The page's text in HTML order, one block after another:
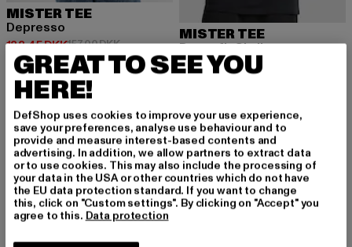
MISTER TEE
Depresso
133,45 DKK
Nuværende pris: 133,45 DKK
157,00 DKKKampagnepris: 157,00 DKK
MISTER TEE
Butterfly Skull
fra 141,84 DKK
Nuværende pris: Fra 141,84 DKK
197,00 DKK
-40%
GREAT TO SEE YOU
HERE!
DefShop uses cookies to improve your use experience,
save your preferences, analyse use behaviour and to
provide and measure interest-based contents and
advertising. In addition, we allow partners to extract data
or to use cookies. This may also include the processing of
your data in the USA or other countries which do not have
the EU data protection standard. If you want to change
this, click on "Custom settings". By clicking on "Accept" you
agree to this. Data protection